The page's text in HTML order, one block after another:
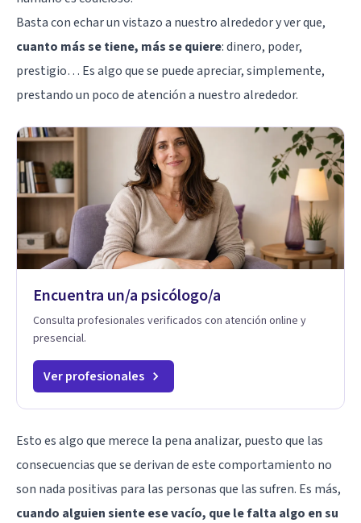
Basta con echar un vistazo a nuestro alrededor y ver que,
cuanto más se tiene, más se quiere: dinero, poder,
prestigio… Es algo que se puede apreciar, simplemente,
prestando un poco de atención a nuestro alrededor.
Encuentra un/a psicólogo/a
Consulta profesionales verificados con atención online y
presencial.
Ver profesionales
Esto es algo que merece la pena analizar, puesto que las
consecuencias que se derivan de este comportamiento no
son nada positivas para las personas que las sufren. Es más,
cuando alguien siente ese vacío, que le falta algo en su